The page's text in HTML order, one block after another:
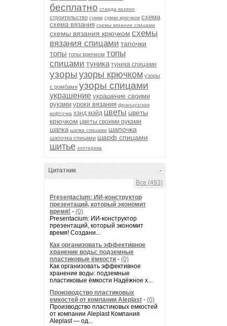
бесплатно старда казино
строительство сумки сумки крючком схема
схема вязания схемы вязание спицами
схемы вязания крючком схемы
вязания спицами тапочки
топы топы крючком топы
спицами туника туника спицами
узоры узоры крючком узоры
с ромбами узоры спицами
украшение украшение своими
руками уроки вязания французская
кофточка хэнд мэйд цветы цветы
крючком цветы своими руками
шапка шапка спицами шапочка
шапочка спицами шарф спицами
шитье эзотерика
-
Цитатник
Все (493)
Presentacium: ИИ‑конструктор
презентаций, который экономит
время! - (0)
Presentacium: ИИ‑конструктор
презентаций, который экономит
время! Создани...
Как организовать эффективное
хранение воды: подземные
пластиковые ёмкости - (0)
Как организовать эффективное
хранение воды: подземные
пластиковые ёмкости Надёжное х...
Производство пластиковых
емкостей от компании Aleplast - (0)
Производство пластиковых емкостей
от компании Aleplast Компания
Aleplast — од...